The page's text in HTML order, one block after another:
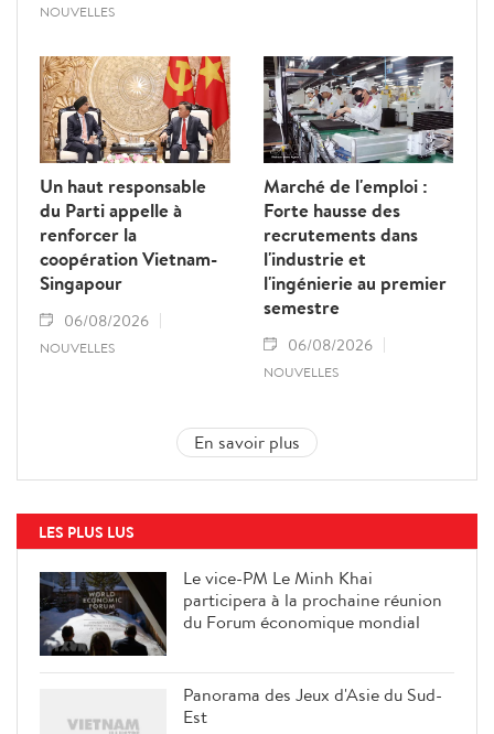
NOUVELLES
Un haut responsable
du Parti appelle à
renforcer la
coopération Vietnam-
Singapour
06/08/2026
NOUVELLES
Marché de l'emploi :
Forte hausse des
recrutements dans
l'industrie et
l'ingénierie au premier
semestre
06/08/2026
NOUVELLES
En savoir plus
LES PLUS LUS
Le vice-PM Le Minh Khai
participera à la prochaine réunion
du Forum économique mondial
Panorama des Jeux d'Asie du Sud-
Est